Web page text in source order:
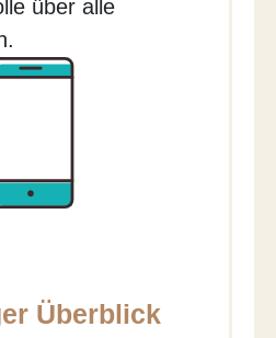
über alle
Überblick